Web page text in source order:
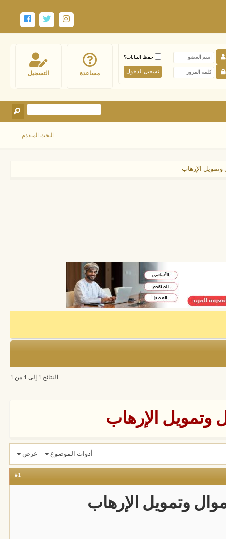
التسجيل مساعدة
حفظ البيانات؟
البحث المتقدم
الإرهاب
النتائج 1 إلى 1 من 1
وتمويل الإرهاب
أدوات الموضوع عرض
#1
وتمويل الإرهاب